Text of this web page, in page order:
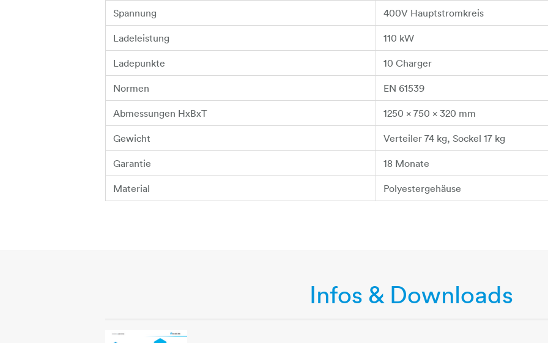
Spannung 400V Hauptstromkreis
Ladeleistung 110 kW
Ladepunkte 10 Charger
Normen EN 61539
Abmessungen HxBxT 1250 x 750 x 320 mm
Gewicht Verteiler 74 kg, Sockel 17 kg
Garantie 18 Monate
Material Polyestergehäuse
Infos & Downloads